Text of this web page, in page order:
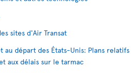
sites d'Air Transat
au départ des États-Unis: Plans relatifs
aux délais sur le tarmac